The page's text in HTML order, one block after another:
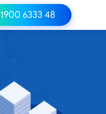
1900 6333 48